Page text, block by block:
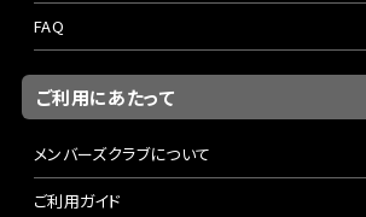
FAQ
ご利用にあたって
メンバーズクラブについて
ご利用ガイド